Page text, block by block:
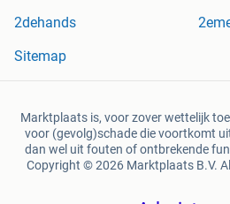
2dehands
Sitemap
Marktplaats is, voor zover wettelijk
voor (gevolg)schade die voortkomt
dan wel uit fouten of ontbrekende
Copyright © 2026 Marktplaats B.V.